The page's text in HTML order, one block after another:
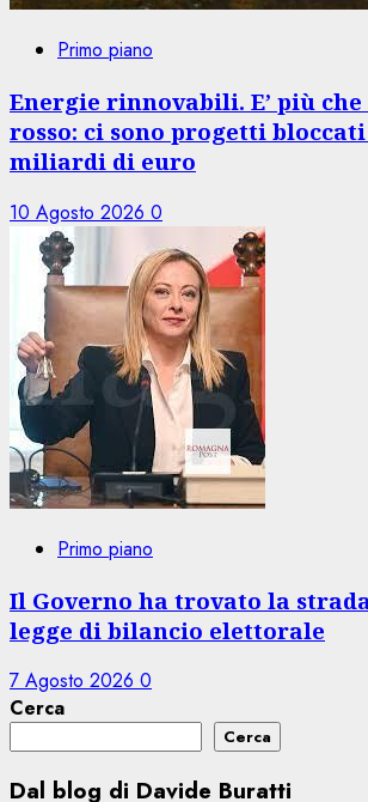
Primo piano
Energie rinnovabili. E’ più
rosso: ci sono progetti bloccati
miliardi di euro
10 Agosto 2026 0
Primo piano
Il Governo ha trovato la
legge di bilancio elettorale
7 Agosto 2026 0
Cerca
Cerca
Dal blog di Davide Buratti